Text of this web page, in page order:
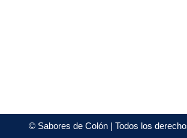
©Sabores de Colón| Todos los